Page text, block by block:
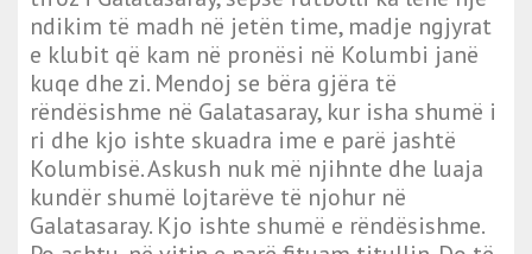
ndikim të madh në jetën time, madje ngjyrat
e klubit që kam në pronësi në Kolumbi janë
kuqe dhe zi. Mendoj se bëra gjëra të
rëndësishme në Galatasaray, kur isha shumë i
ri dhe kjo ishte skuadra ime e parë jashtë
Kolumbisë. Askush nuk më njihnte dhe luaja
kundër shumë lojtarëve të njohur në
Galatasaray. Kjo ishte shumë e rëndësishme.